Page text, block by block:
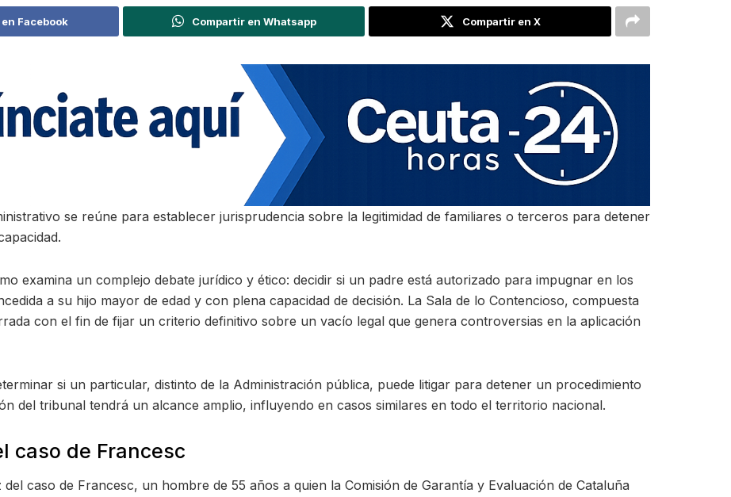
Facebook Compartir en Whatsapp Compartir en X
se reúne para establecer jurisprudencia sobre la legitimidad de familiares o terceros para detener
examina un complejo debate jurídico y ético: decidir si un padre está autorizado para impugnar en los
a su hijo mayor de edad y con plena capacidad de decisión. La Sala de lo Contencioso, compuesta
con el fin de fijar un criterio definitivo sobre un vacío legal que genera controversias en la aplicación
si un particular, distinto de la Administración pública, puede litigar para detener un procedimiento
del tribunal tendrá un alcance amplio, influyendo en casos similares en todo el territorio nacional.
caso de Francesc
caso de Francesc, un hombre de 55 años a quien la Comisión de Garantía y Evaluación de Cataluña